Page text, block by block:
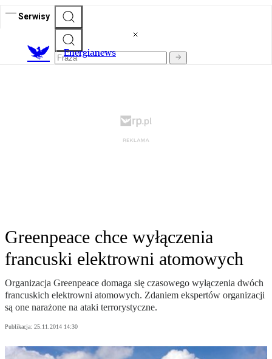
Serwisy
Energianews
Greenpeace chce wyłączenia
francuski elektrowni atomowych
Organizacja Greenpeace domaga się czasowego wyłączenia dwóch
francuskich elektrowni atomowych. Zdaniem ekspertów organizacji
są one narażone na ataki terrorystyczne.
Publikacja: 25.11.2014 14:30